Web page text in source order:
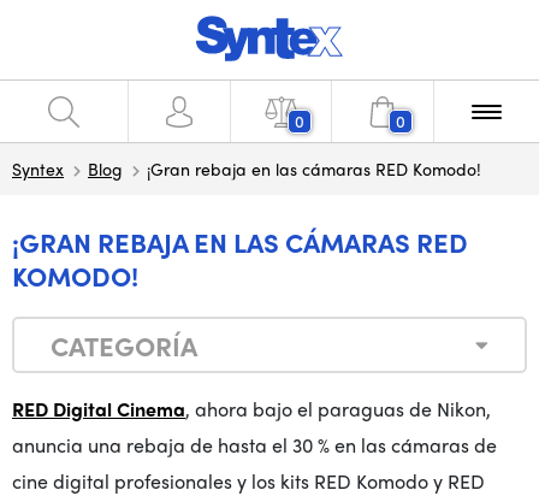
0 0
Syntex Blog ¡Gran rebaja en las cámaras RED Komodo!
¡GRAN REBAJA EN LAS CÁMARAS RED
KOMODO!
CATEGORÍA
RED Digital Cinema, ahora bajo el paraguas de Nikon,
anuncia una rebaja de hasta el 30 % en las cámaras de
cine digital profesionales y los kits RED Komodo y RED